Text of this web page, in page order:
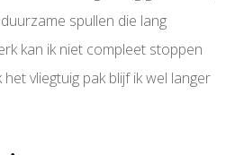
spullen die lang
kan ik niet compleet stoppen
vliegtuig pak blijf ik wel langer